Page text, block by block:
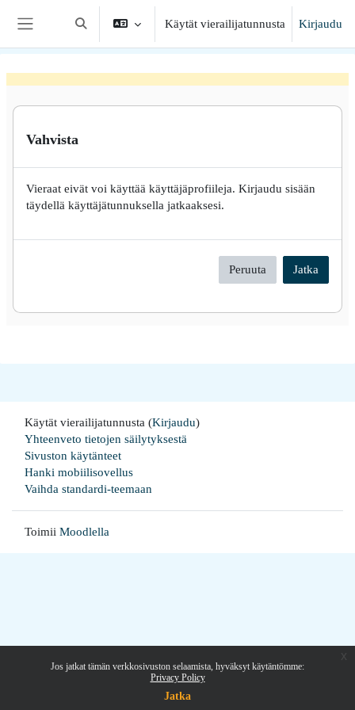
Jos jatkat tämän verkkosivuston selaamista, hyväksyt käytäntömme:
Privacy Policy
Jatka
Vaihda hakusyöttöä
Käytät vierailijatunnusta Kirjaudu
Vahvista
Vieraat eivät voi käyttää käyttäjäprofiileja. Kirjaudu sisään
täydellä käyttäjätunnuksella jatkaaksesi.
Peruuta Jatka
Käytät vierailijatunnusta (Kirjaudu)
Yhteenveto tietojen säilytyksestä
Sivuston käytänteet
Hanki mobiilisovellus
Vaihda standardi-teemaan
Toimii Moodlella